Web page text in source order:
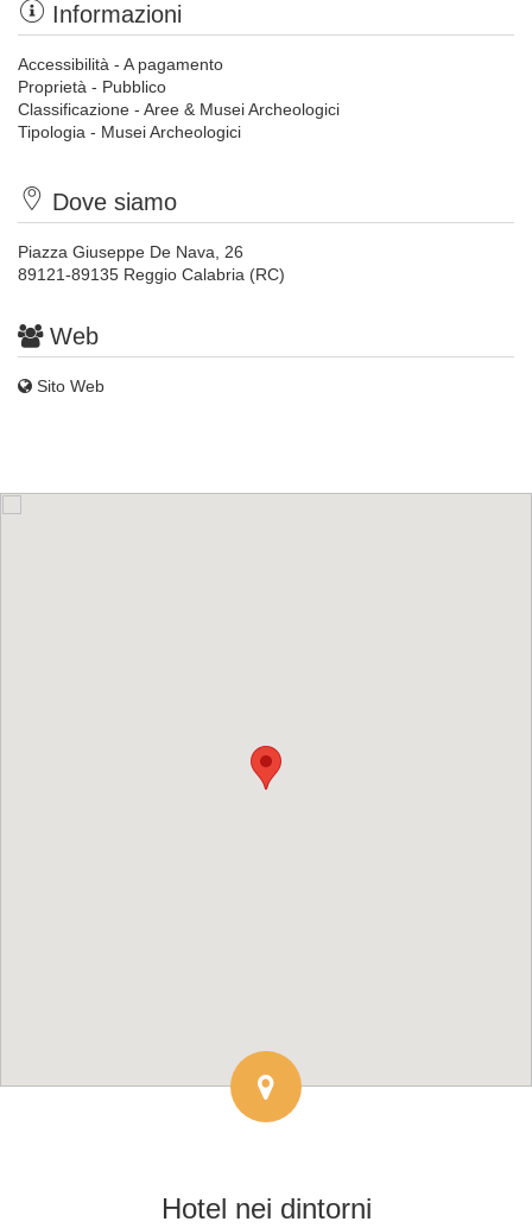
Informazioni
Accessibilità - A pagamento
Proprietà - Pubblico
Classificazione - Aree & Musei Archeologici
Tipologia - Musei Archeologici
Dove siamo
Piazza Giuseppe De Nava, 26
89121-89135 Reggio Calabria (RC)
Web
Sito Web
Hotel nei dintorni